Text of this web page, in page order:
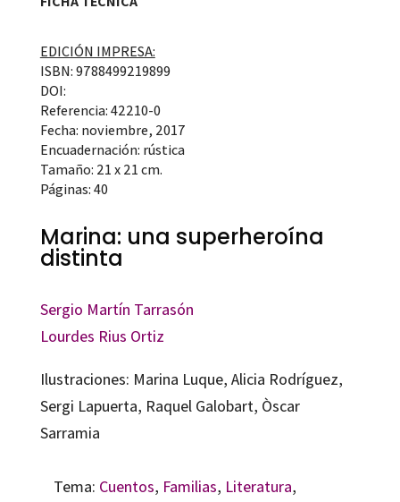
EDICIÓN IMPRESA:
ISBN: 9788499219899
DOI:
Referencia: 42210-0
Fecha: noviembre, 2017
Encuadernación: rústica
Tamaño: 21 x 21 cm.
Páginas: 40
Marina: una superheroína
distinta
Sergio Martín Tarrasón
Lourdes Rius Ortiz
Ilustraciones: Marina Luque, Alicia Rodríguez,
Sergi Lapuerta, Raquel Galobart, Òscar
Sarramia
Tema: Cuentos, Familias, Literatura,